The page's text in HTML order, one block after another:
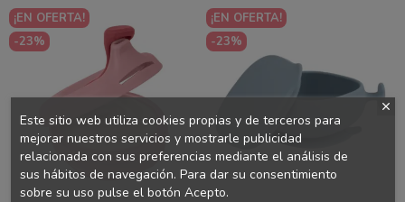
¡EN OFERTA!
-23%
¡EN OFERTA!
-23%
Este sitio web utiliza cookies propias y de terceros para
mejorar nuestros servicios y mostrarle publicidad
relacionada con sus preferencias mediante el análisis de
sus hábitos de navegación. Para dar su consentimiento
sobre su uso pulse el botón Acepto.